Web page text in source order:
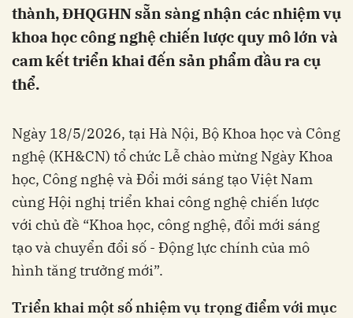
thành, ĐHQGHN sẵn sàng nhận các nhiệm vụ
khoa học công nghệ chiến lược quy mô lớn và
cam kết triển khai đến sản phẩm đầu ra cụ
thể.
Ngày 18/5/2026, tại Hà Nội, Bộ Khoa học và Công
nghệ (KH&CN) tổ chức Lễ chào mừng Ngày Khoa
học, Công nghệ và Đổi mới sáng tạo Việt Nam
cùng Hội nghị triển khai công nghệ chiến lược
với chủ đề “Khoa học, công nghệ, đổi mới sáng
tạo và chuyển đổi số - Động lực chính của mô
hình tăng trưởng mới”.
Triển khaimột số nhiệm vụ trọng điểm với mục